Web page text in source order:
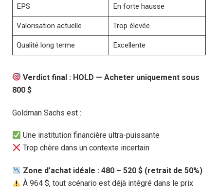
EPS En forte hausse
Valorisation actuelle Trop élevée
Qualité long terme Excellente
Verdict final : HOLD — Acheter uniquement sous
800 $
Goldman Sachs est :
Une institution financière ultra-puissante
Trop chère dans un contexte incertain
Zone d’achat idéale : 480 – 520 $ (retrait de 50%)
À 964 $, tout scénario est déjà intégré dans le prix